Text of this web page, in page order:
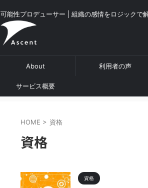
可能性プロデューサー | 組織の感情をロジックで
About 利用者の声
サービス概要
HOME > 資格
資格
資格